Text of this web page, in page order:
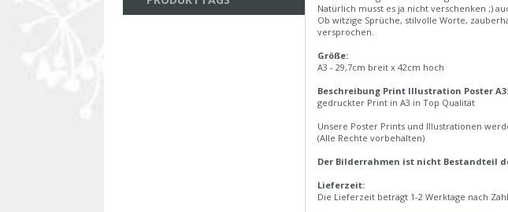
Natürlich musst es ja nicht verschenken ;)
Ob witzige Sprüche, stilvolle Worte,
versprochen.
Größe:
A3 - 29,7cm breit x 42cm hoch
Beschreibung Print Illustration Poster A3:
gedruckter Print in A3 in Top Qualität
Unsere Poster Prints und Illustrationen
(Alle Rechte vorbehalten)
Der Bilderrahmen ist nicht Bestandteil
Lieferzeit:
Die Lieferzeit beträgt 1-2 Werktage nach